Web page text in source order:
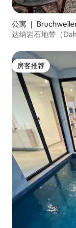
公寓 ｜
达纳岩石地带（
房客推荐
房客推荐